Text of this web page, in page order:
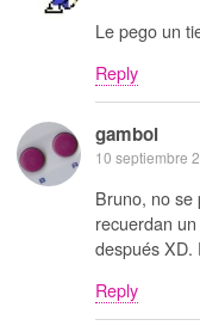
Le pego un
Reply
gamboi
10 septiembre
Bruno, no se
recuerdan
después XD.
Reply